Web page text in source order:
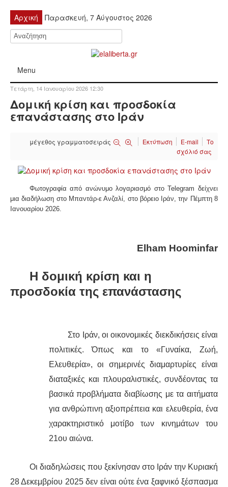
Αρχική Παρασκευή, 7 Αύγουστος 2026
Menu
ΚΙΝΗΤΟΠΟΙΉΣΕΙΣ
ΕΙΔΉΣΕΙΣ
ΑΝΑΚΟΙΝΏΣΕΙΣ
ΑΝΑΛΎΣΕΙΣ
ΕΙΔΉΣΕΙΣ
ΚΌΣΜΟΣ
ΔΥΤΙΚΉ ΕΥΡΏΠΗ
ΜΈΣΗ ΑΝΑΤΟΛΉ / ΒΌΡΕΙΑ ΑΦΡΙΚΉ
ΒΌΡΕΙΑ ΑΜΕΡΙΚΉ
ΛΑΤΙΝΙΚΉ ΑΜΕΡΙΚΉ
ΑΦΡΙΚΉ
Τετάρτη, 14 Ιανουαρίου 2026 12:30
Δομική κρίση και προσδοκία
επανάστασης στο Ιράν
μέγεθος γραμματοσειράς Εκτύπωση E-mail
Το
σχόλιό σας
Φωτογραφία από ανώνυμο λογαριασμό στο Telegram δείχνει
μια διαδήλωση στο Μπαντάρ-ε Ανζαλί, στο βόρειο Ιράν, την Πέμπτη 8
Ιανουαρίου 2026.
Elham Hoominfar
Η δομική κρίση και η
προσδοκία της επανάστασης
Στο Ιράν, οι οικονομικές διεκδικήσεις είναι
πολιτικές. Όπως και το «Γυναίκα, Ζωή,
Ελευθερία», οι σημερινές διαμαρτυρίες είναι
διαταξικές και πλουραλιστικές, συνδέοντας τα
βασικά προβλήματα διαβίωσης με τα αιτήματα
για ανθρώπινη αξιοπρέπεια και ελευθερία, ένα
χαρακτηριστικό μοτίβο των κινημάτων του
21ου αιώνα.
Οι διαδηλώσεις που ξεκίνησαν στο Ιράν την Κυριακή
28 Δεκεμβρίου 2025 δεν είναι ούτε ένα ξαφνικό ξέσπασμα